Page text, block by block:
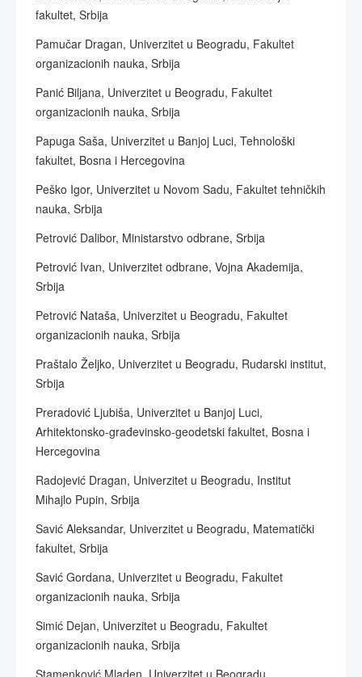
fakultet, Srbija
Pamučar Dragan, Univerzitet u Beogradu, Fakultet
organizacionih nauka, Srbija
Panić Biljana, Univerzitet u Beogradu, Fakultet
organizacionih nauka, Srbija
Papuga Saša, Univerzitet u Banjoj Luci, Tehnološki
fakultet, Bosna i Hercegovina
Peško Igor, Univerzitet u Novom Sadu, Fakultet tehničkih
nauka, Srbija
Petrović Dalibor, Ministarstvo odbrane, Srbija
Petrović Ivan, Univerzitet odbrane, Vojna Akademija,
Srbija
Petrović Nataša, Univerzitet u Beogradu, Fakultet
organizacionih nauka, Srbija
Praštalo Željko, Univerzitet u Beogradu, Rudarski institut,
Srbija
Preradović Ljubiša, Univerzitet u Banjoj Luci,
Arhitektonsko-građevinsko-geodetski fakultet, Bosna i
Hercegovina
Radojević Dragan, Univerzitet u Beogradu, Institut
Mihajlo Pupin, Srbija
Savić Aleksandar, Univerzitet u Beogradu, Matematički
fakultet, Srbija
Savić Gordana, Univerzitet u Beogradu, Fakultet
organizacionih nauka, Srbija
Simić Dejan, Univerzitet u Beogradu, Fakultet
organizacionih nauka, Srbija
Stamenković Mladen, Univerzitet u Beogradu,